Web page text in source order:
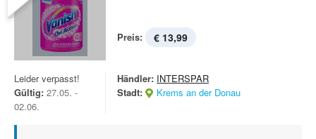
Preis: € 13,99
Leider verpasst!
Gültig: 27.05. -
02.06.
Händler: INTERSPAR
Stadt:
Krems an der Donau